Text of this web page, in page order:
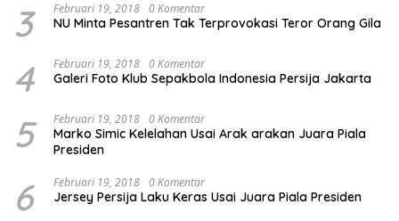
3 Februari 19, 2018 0 Komentar
NU Minta Pesantren Tak Terprovokasi Teror Orang Gila
4 Februari 19, 2018 0 Komentar
Galeri Foto Klub Sepakbola Indonesia Persija Jakarta
5 Februari 19, 2018 0 Komentar
Marko Simic Kelelahan Usai Arak arakan Juara Piala
Presiden
6 Februari 19, 2018 0 Komentar
Jersey Persija Laku Keras Usai Juara Piala Presiden